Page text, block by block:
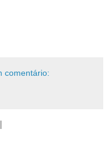
comentário: